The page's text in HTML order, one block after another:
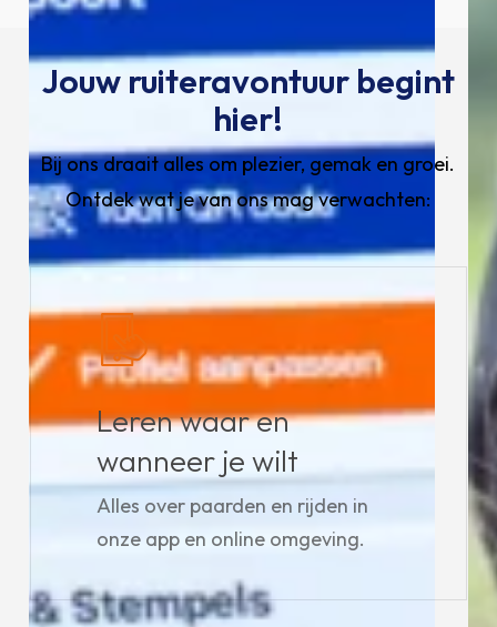
Jouw ruiteravontuur begint
hier!
Bij ons draait alles om plezier, gemak en groei.
Ontdek wat je van ons mag verwachten:
Leren waar en
wanneer je wilt
Alles over paarden en rijden in
onze app en online omgeving.